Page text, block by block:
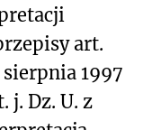
art.
1997
j. Dz. U. z